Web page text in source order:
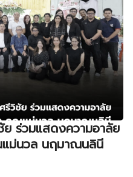
ร่วมแสดงความอาลัย
ม่นวล นฤมาณนลินี